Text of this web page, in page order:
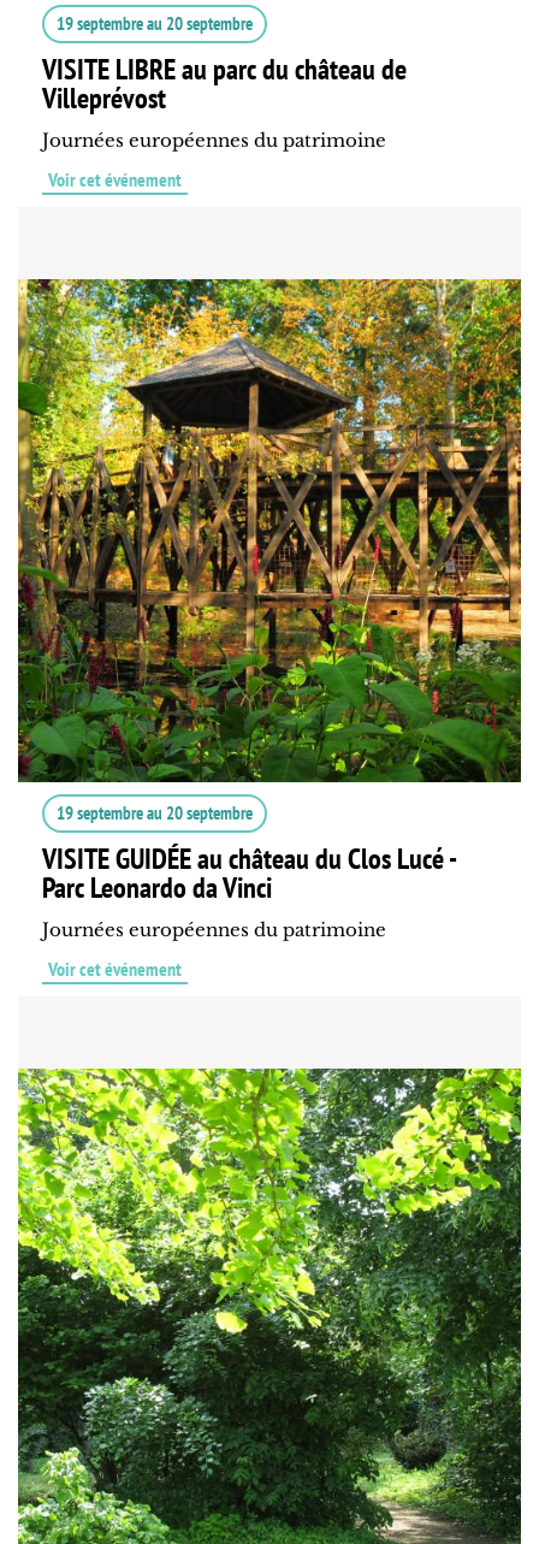
19 septembreau 20 septembre
VISITE LIBRE au parc du château de
Villeprévost
Journées européennes du patrimoine
Voir cet événement
19 septembreau 20 septembre
VISITE GUIDÉE au château du Clos Lucé -
Parc Leonardo da Vinci
Journées européennes du patrimoine
Voir cet événement